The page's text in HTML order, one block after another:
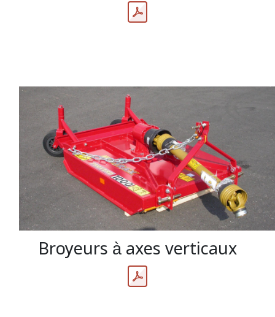
Broyeurs à axes verticaux